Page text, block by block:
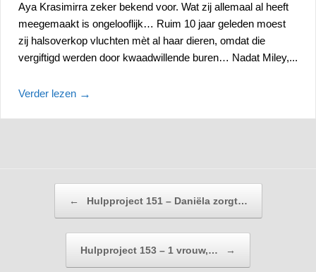
Aya Krasimirra zeker bekend voor. Wat zij allemaal al heeft
meegemaakt is ongelooflijk… Ruim 10 jaar geleden moest
zij halsoverkop vluchten mèt al haar dieren, omdat die
vergiftigd werden door kwaadwillende buren… Nadat Miley,...
Verder lezen →
← Hulpproject 151 – Daniëla zorgt…
Hulpproject 153 – 1 vrouw,… →